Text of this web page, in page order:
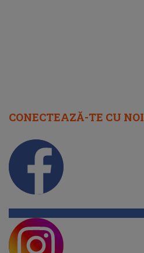
CONECTEAZĂ-TE CU NOI